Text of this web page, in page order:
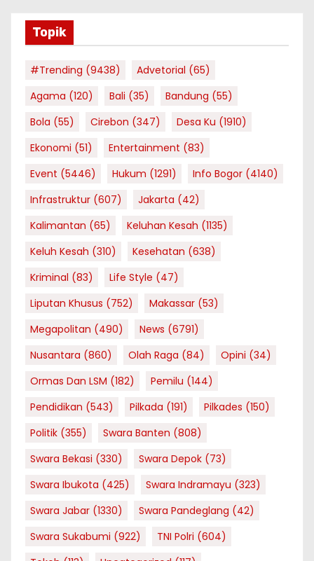
Topik
#Trending (9438) Advetorial (65)
Agama (120) Bali (35) Bandung (55)
Bola (55) Cirebon (347) Desa Ku (1910)
Ekonomi (51) Entertainment (83)
Event (5446) Hukum (1291) Info Bogor (4140)
Infrastruktur (607) Jakarta (42)
Kalimantan (65) Keluhan Kesah (1135)
Keluh Kesah (310) Kesehatan (638)
Kriminal (83) Life Style (47)
Liputan Khusus (752) Makassar (53)
Megapolitan (490) News (6791)
Nusantara (860) Olah Raga (84) Opini (34)
Ormas Dan LSM (182) Pemilu (144)
Pendidikan (543) Pilkada (191) Pilkades (150)
Politik (355) Swara Banten (808)
Swara Bekasi (330) Swara Depok (73)
Swara Ibukota (425) Swara Indramayu (323)
Swara Jabar (1330) Swara Pandeglang (42)
Swara Sukabumi (922) TNI Polri (604)